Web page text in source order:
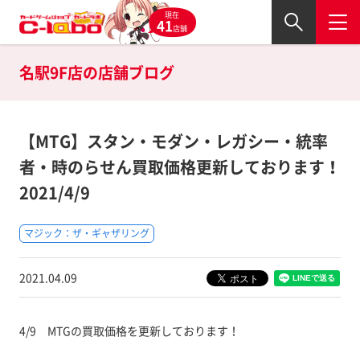
現在
41店舗
名駅9F店の店舗ブログ
【MTG】スタン・モダン・レガシー・統率
者・時のらせん買取価格更新しております！
2021/4/9
マジック：ザ・ギャザリング
2021.04.09
4/9 MTGの買取価格を更新しております！